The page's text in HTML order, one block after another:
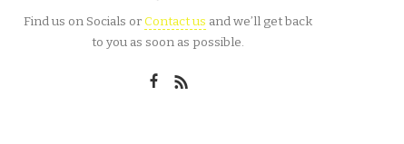
Find us on Socials orContact us and we’ll get back
to you as soon as possible.